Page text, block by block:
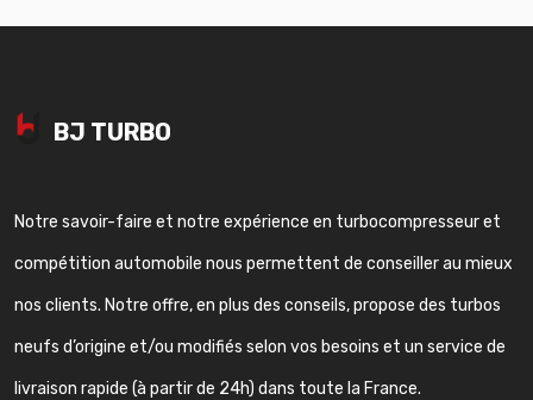
BJ TURBO
Notre savoir-faire et notre expérience en turbocompresseur et
compétition automobile nous permettent de conseiller au mieux
nos clients. Notre offre, en plus des conseils, propose des turbos
neufs d’origine et/ou modifiés selon vos besoins et un service de
livraison rapide (à partir de 24h) dans toute la France.